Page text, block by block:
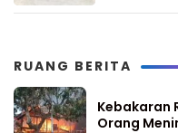
RUANG BERITA
Kebakaran
Orang